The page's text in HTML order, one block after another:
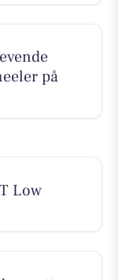
på
Low